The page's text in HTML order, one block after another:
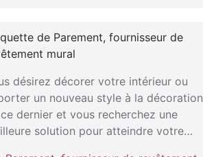
de Parement, fournisseur de
mural
désirez décorer votre intérieur ou
un nouveau style à la décoration
dernier et vous recherchez une
solution pour atteindre votre…